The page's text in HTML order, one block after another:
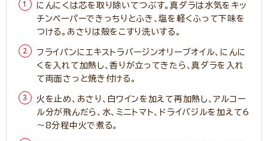
にんにくは芯を取り除いてつぶす。真ダラは水気をキッ
チンペーパーできっちりとふき、塩を軽くふって下味を
つける。あさりは殻をこすり洗いする。
フライパンにエキストラバージンオリーブオイル、にんに
くを入れて加熱し、香りが立ってきたら、真ダラを入れ
て両面さっと焼き付ける。
火を止め、あさり、白ワインを加えて再加熱し、アルコー
ル分が飛んだら、水、ミニトマト、ドライバジルを加えて6
～8分程中火で煮る。